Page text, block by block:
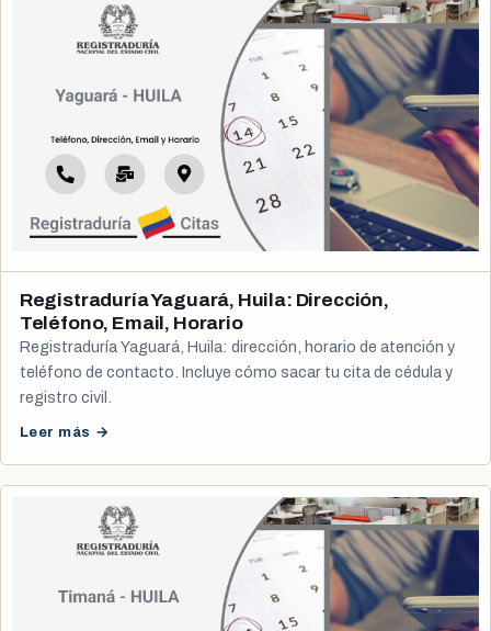
Registraduría Yaguará, Huila: Dirección,
Teléfono, Email, Horario
Registraduría Yaguará, Huila: dirección, horario de atención y
teléfono de contacto. Incluye cómo sacar tu cita de cédula y
registro civil.
Leer más →